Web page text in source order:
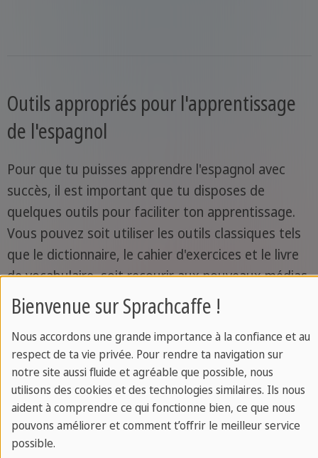
Outils appropriés pour l'apprentissage
de l'espagnol
Pour que tu puisses apprendre l'espagnol avec
succès, il est important que tu disposes de
quelques outils pour faciliter ton apprentissage.
Vous pouvez soit utiliser les outils classiques tels
que le dictionnaire, le cahier d'exercices et le livre
de vocabulaire, soit recourir aux nouveaux médias
et apprendre l'espagnol à l'aide de livres
électroniques, de podcasts ou d'applications. Pour
tirer le meilleur parti de ton apprentissage de
l'espagnol, l'idéal est de combiner les outils
classiques et modernes. Nous te présentons ci-
dessous quelques outils.
Bienvenue sur Sprachcaffe !
Nous accordons une grande importance à la confiance et au
respect de ta vie privée. Pour rendre ta navigation sur
notre site aussi fluide et agréable que possible, nous
utilisons des cookies et des technologies similaires. Ils nous
aident à comprendre ce qui fonctionne bien, ce que nous
pouvons améliorer et comment t’offrir le meilleur service
possible.